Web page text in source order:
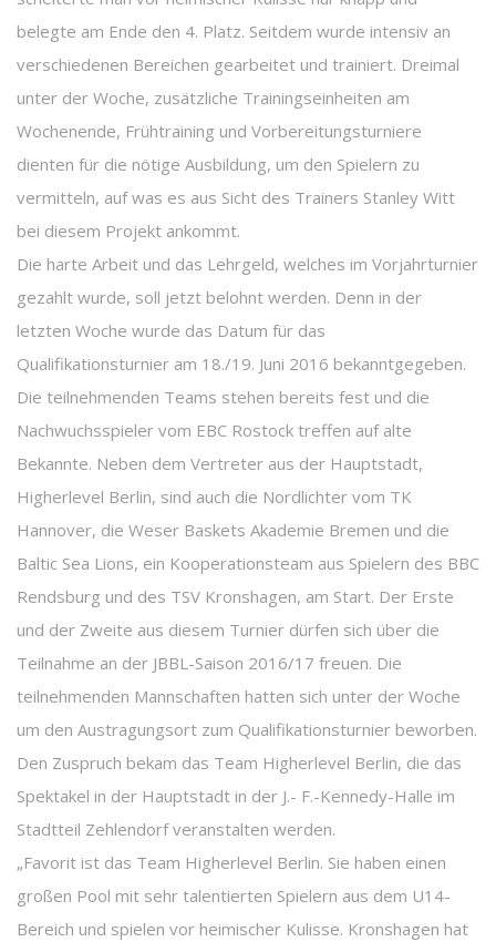
belegte am Ende den 4. Platz. Seitdem wurde intensiv an
verschiedenen Bereichen gearbeitet und trainiert. Dreimal
unter der Woche, zusätzliche Trainingseinheiten am
Wochenende, Frühtraining und Vorbereitungsturniere
dienten für die nötige Ausbildung, um den Spielern zu
vermitteln, auf was es aus Sicht des Trainers Stanley Witt
bei diesem Projekt ankommt.
Die harte Arbeit und das Lehrgeld, welches im Vorjahrturnier
gezahlt wurde, soll jetzt belohnt werden. Denn in der
letzten Woche wurde das Datum für das
Qualifikationsturnier am 18./19. Juni 2016 bekanntgegeben.
Die teilnehmenden Teams stehen bereits fest und die
Nachwuchsspieler vom EBC Rostock treffen auf alte
Bekannte. Neben dem Vertreter aus der Hauptstadt,
Higherlevel Berlin, sind auch die Nordlichter vom TK
Hannover, die Weser Baskets Akademie Bremen und die
Baltic Sea Lions, ein Kooperationsteam aus Spielern des BBC
Rendsburg und des TSV Kronshagen, am Start. Der Erste
und der Zweite aus diesem Turnier dürfen sich über die
Teilnahme an der JBBL-Saison 2016/17 freuen. Die
teilnehmenden Mannschaften hatten sich unter der Woche
um den Austragungsort zum Qualifikationsturnier beworben.
Den Zuspruch bekam das Team Higherlevel Berlin, die das
Spektakel in der Hauptstadt in der J.- F.-Kennedy-Halle im
Stadtteil Zehlendorf veranstalten werden.
„Favorit ist das Team Higherlevel Berlin. Sie haben einen
großen Pool mit sehr talentierten Spielern aus dem U14-
Bereich und spielen vor heimischer Kulisse. Kronshagen hat